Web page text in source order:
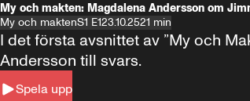
My och makten: Magdalena Andersson om
My och maktenS1 E123.10.2521 min
Spela upp
I det första avsnittet av ”My och
Andersson till svars.